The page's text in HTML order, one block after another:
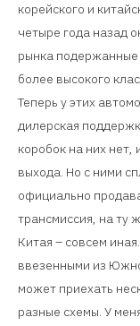
корейского и
четыре года назад
рынка подержанные
более высокого
Теперь у этих
дилерская
коробок на них нет,
выхода. Но с ними
официально
трансмиссия, на ту
Китая – совсем
ввезенными из
может приехать
разные схемы. У